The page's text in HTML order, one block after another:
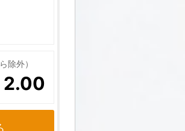
除外）
2.00